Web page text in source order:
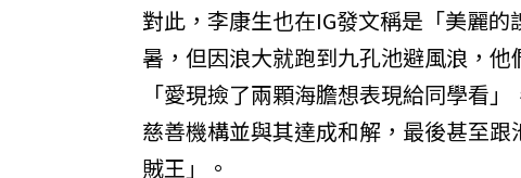
對此，李康生也在IG發文稱是「美麗
暑，但因浪大就跑到九孔池避風浪，
「愛現撿了兩顆海膽想表現給同學看
慈善機構並與其達成和解，最後甚至
賊王」。